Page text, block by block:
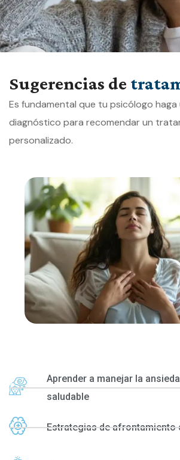
Sugerencias de
Es fundamental que tu psicólogo haga
diagnóstico para recomendar un
personalizado.
Aprender a manejar la
saludable
Estrategias de afrontamiento